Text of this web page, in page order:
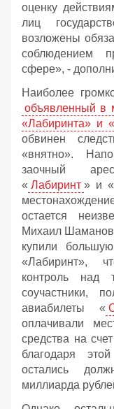
оценку
лиц
возложены
соблюдением
сфере», -
Наиболее
объявленный в
«Лабиринта» и
обвинен
«внятно».
заочный
« Лабиринт » и
остается
Михаил Шаманов
купили
«Лабиринт»,
контроль над
соучастники,
авиабилеты «
оплачивали
средства на
благодаря
остались
миллиарда